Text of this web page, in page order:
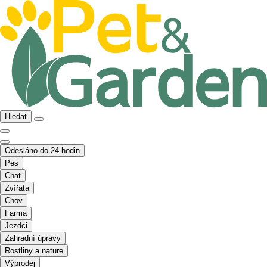
Hledat
Odesláno do 24 hodin
Pes
Chat
Zvířata
Chov
Farma
Jezdci
Zahradní úpravy
Rostliny a nature
Výprodej